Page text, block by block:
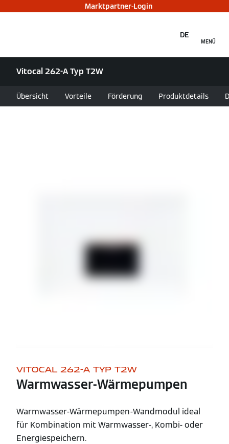
Marktpartner-Login
MENÜ
DE
Vitocal 262-A Typ T2W
Übersicht Vorteile Förderung Produktdetails
VITOCAL 262-A TYP T2W
Warmwasser-Wärmepumpen
Warmwasser-Wärmepumpen-Wandmodul ideal
für Kombination mit Warmwasser-, Kombi- oder
Energiespeichern.